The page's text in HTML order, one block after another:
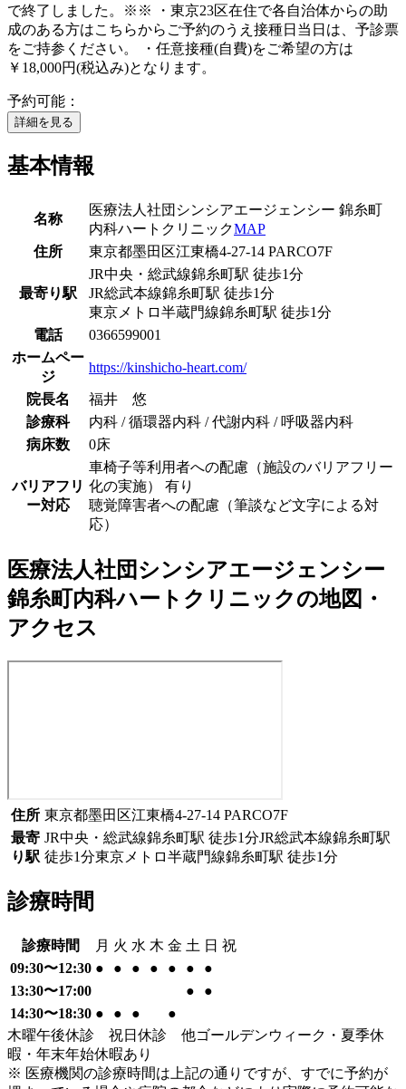
で終了しました。※※ ・東京23区在住で各自治体からの助
成のある方はこちらからご予約のうえ接種日当日は、予診票
をご持参ください。 ・任意接種(自費)をご希望の方は
￥18,000円(税込み)となります。
予約可能：
詳細を見る
基本情報
名称
医療法人社団シンシアエージェンシー 錦糸町
内科ハートクリニックMAP
住所
東京都墨田区江東橋4-27-14 PARCO7F
最寄り駅
JR中央・総武線錦糸町駅 徒歩1分
JR総武本線錦糸町駅 徒歩1分
東京メトロ半蔵門線錦糸町駅 徒歩1分
電話
0366599001
ホームペー
ジ
https://kinshicho-heart.com/
院長名
福井 悠
診療科
内科 / 循環器内科 / 代謝内科 / 呼吸器内科
病床数
0床
バリアフリ
ー対応
車椅子等利用者への配慮（施設のバリアフリー
化の実施） 有り
聴覚障害者への配慮（筆談など文字による対
応）
医療法人社団シンシアエージェンシー
錦糸町内科ハートクリニックの地図・
アクセス
住所 東京都墨田区江東橋4-27-14 PARCO7F
最寄
り駅
JR中央・総武線錦糸町駅 徒歩1分JR総武本線錦糸町駅
徒歩1分東京メトロ半蔵門線錦糸町駅 徒歩1分
診療時間
診療時間 月 火 水 木 金 土 日 祝
09:30〜12:30 ● ● ● ● ● ●
●
13:30〜17:00
●
●
14:30〜18:30 ● ● ●
●
木曜午後休診 祝日休診 他ゴールデンウィーク・夏季休
暇・年末年始休暇あり
※ 医療機関の診療時間は上記の通りですが、すでに予約が